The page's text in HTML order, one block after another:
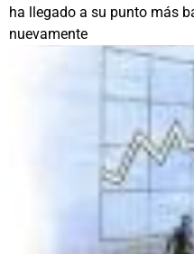
ha llegado a su punto más
nuevamente